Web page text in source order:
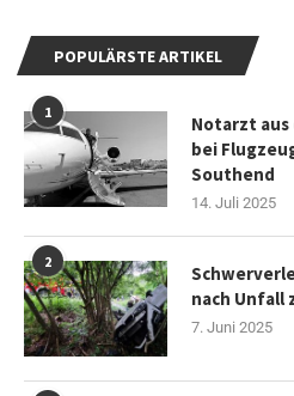
POPULÄRSTE ARTIKEL
1
Notarzt
bei
Southend
14. Juli 2025
2
nach Unfall
7. Juni 2025